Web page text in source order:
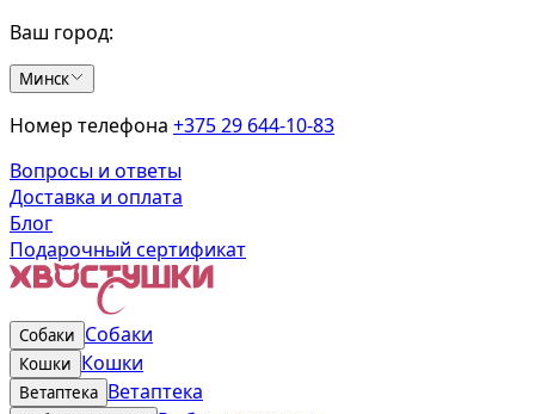
Ваш город:
Минск
Номер телефона +375 29 644-10-83
Вопросы и ответы
Доставка и оплата
Блог
Подарочный сертификат
Собаки Собаки
Кошки Кошки
Ветаптека Ветаптека